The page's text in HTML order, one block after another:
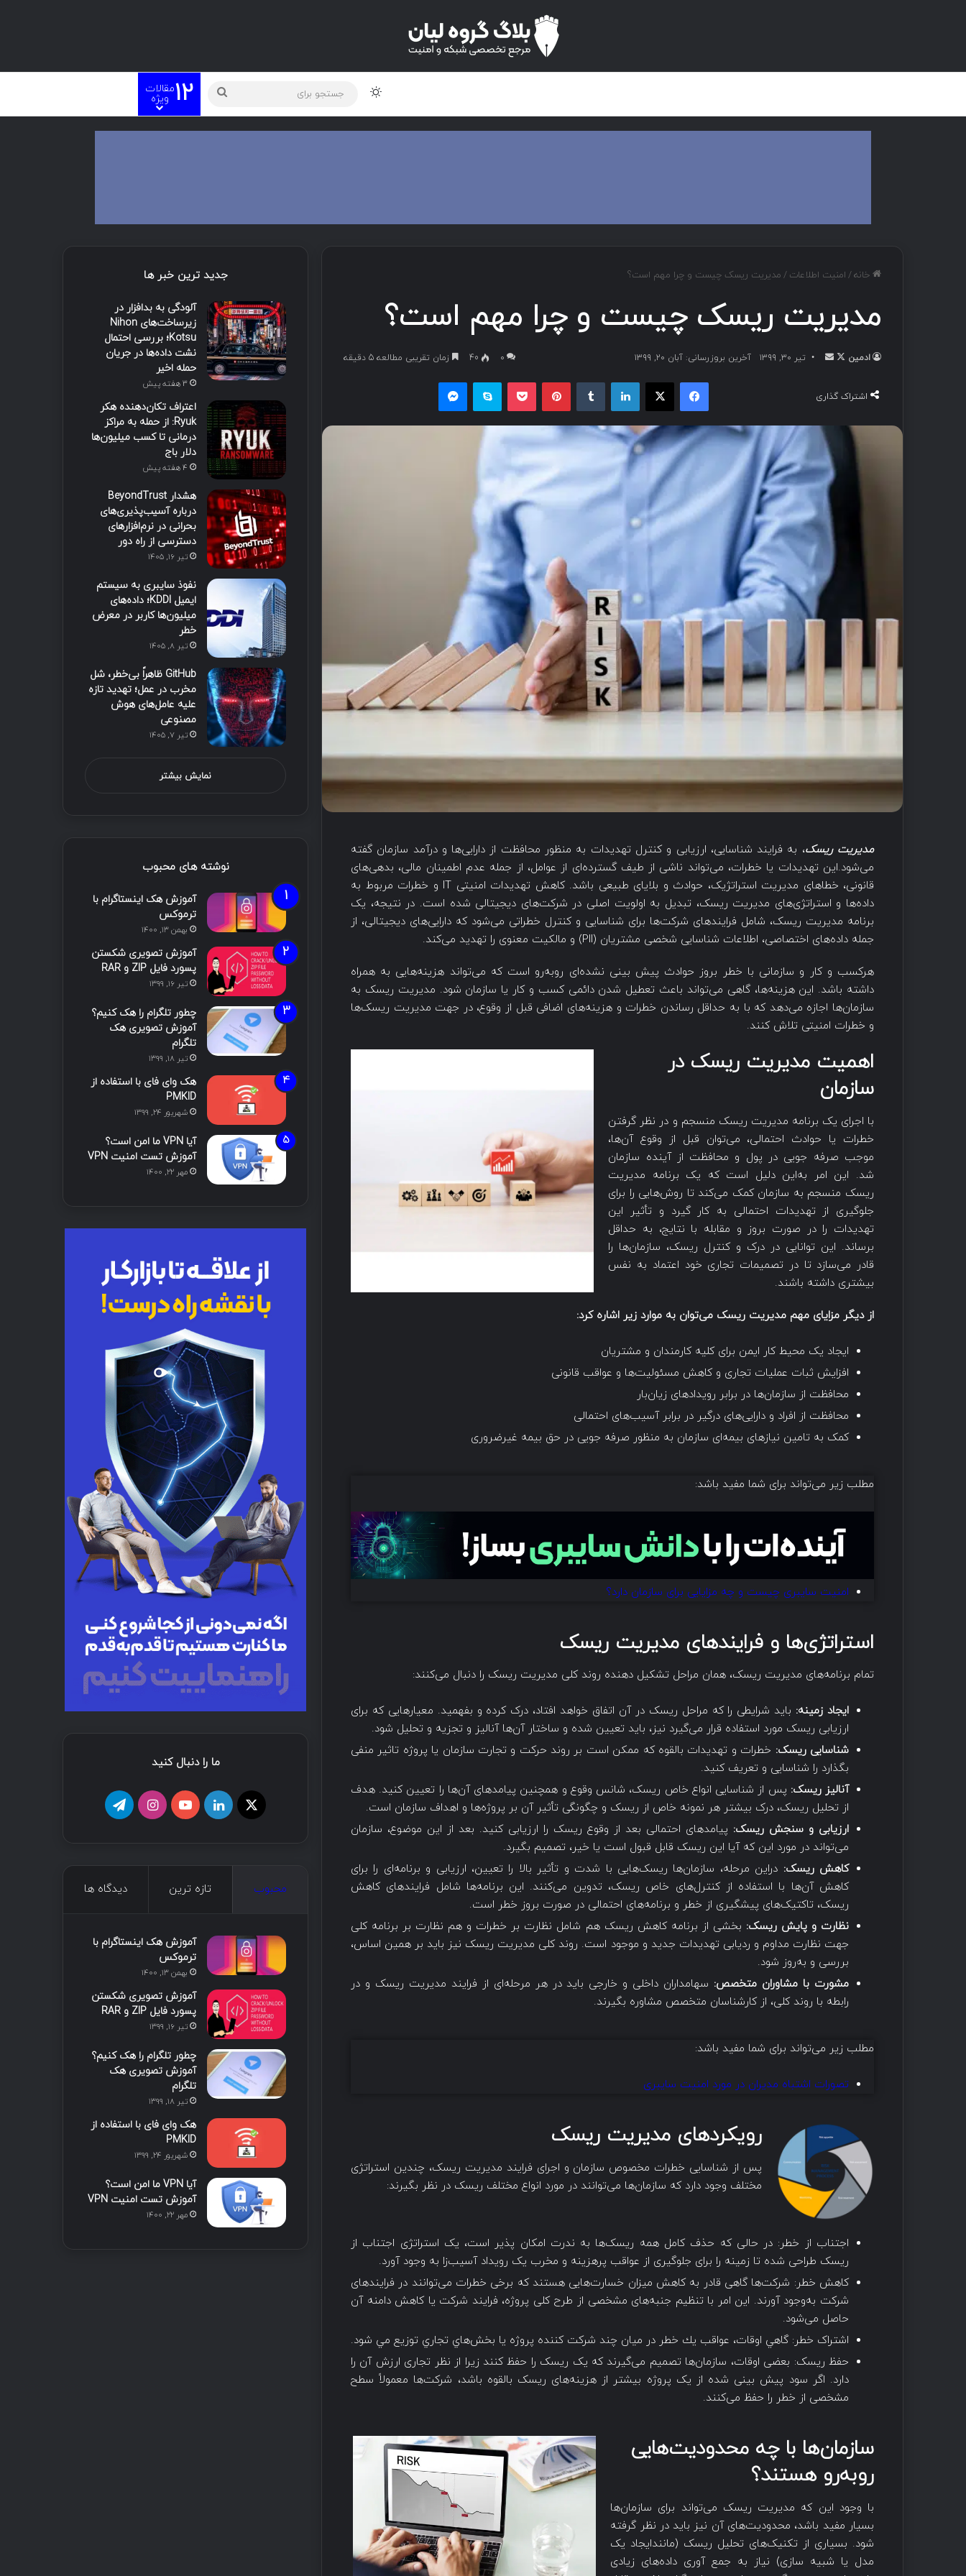
12مقالات
ویژه
خانه/ امنیت اطلاعات / مدیریت ریسک چیست و چرا مهم است؟
مدیریت ریسک چیست و چرا مهم است؟
ادمین تیر ۳۰, ۱۳۹۹ آخرین بروزرسانی: آبان ۲۰, ۱۳۹۹ ۰ 40 زمان تقریبی مطالعه 5 دقیقه
اشتراک گذاری
مدیریت ریسک، به فرایند شناسایی، ارزیابی و کنترل تهدیدات به منظور محافظت از دارایی‌‌ها و درآمد سازمان گفته
می‌شود.‌این تهدیدات یا خطرات، ‌می‌تواند ناشی از طیف گسترده‌ای از عوامل، از جمله عدم اطمینان مالی، بدهی‌های
قانونی، خطاهای مدیریت استراتژیک، حوادث و بلایای طبیعی باشد. کاهش تهدیدات امنیتی IT و خطرات مربوط به
داده‌‌ها و استراتژی‌های مدیریت ریسک، تبدیل به اولویت اصلی در شرکت‌های دیجیتالی شده است. در نتیجه، یک
برنامه مدیریت ریسک، شامل فرایندهای شرکت‌‌ها برای شناسایی و کنترل خطراتی می‌شود که دارایی‌های دیجیتالی، از
جمله داده‌های اختصاصی، اطلاعات شناسایی شخصی مشتریان (PII) و مالکیت معنوی را تهدید می‌کند.
هرکسب و کار و سازمانی با خطر بروز حوادث پیش بینی نشده‌ای روبه‌رو است که ‌می‌تواند هزینه‌هایی به همراه
داشته باشد.‌ این هزینه‌‌ها، گاهی ‌می‌تواند باعث تعطیل شدن دائمی ‌کسب و کار یا سازمان شود. مدیریت ریسک به
سازمان‌‌ها اجازه ‌می‌دهد که با به حداقل رساندن خطرات و هزینه‌های اضافی قبل از وقوع، در جهت مدیریت ریسک‌‌ها
و خطرات امنیتی تلاش کنند.
اهمیت مدیریت ریسک در
سازمان‌
با اجرای یک برنامه مدیریت ریسک منسجم و در نظر گرفتن
خطرات یا حوادث احتمالی، می‌توان قبل از وقوع آن‌ها،
موجب صرفه جویی در پول و محافظت از‌ آینده سازمان
شد.‌ این امر به‌این دلیل است که یک برنامه مدیریت
ریسک منسجم به سازمان کمک ‌می‌کند تا روش‌هایی را برای
جلوگیری از تهدیدات احتمالی به کار گیرد و تأثیر ‌این
تهدیدات را در صورت بروز و مقابله با نتایج، به حداقل
برساند. ‌این توانایی در درک و کنترل ریسک، سازمان‌‌ها را
قادر ‌می‌سازد تا در تصمیمات تجاری خود اعتماد به نفس
بیشتری داشته باشند.
از دیگر مزایای مهم مدیریت ریسک ‌می‌توان به موارد زیر اشاره کرد:
ایجاد یک محیط کار ایمن برای کلیه کارمندان و مشتریان
افزایش ثبات عملیات تجاری و کاهش مسئولیت‌‌ها و عواقب قانونی
محافظت از سازمان‌‌ها در برابر رویدادهای زیان‌بار
محافظت از افراد و دارایی‌های درگیر در برابر آسیب‌های احتمالی
کمک به تامین نیازهای بیمه‌ای سازمان به منظور صرفه جویی در حق بیمه غیرضروری
مطلب زیر می‌تواند برای شما مفید باشد:
امنیت سایبری چیست و چه مزایایی برای سازمان دارد؟
استراتژی‌‌ها و فرایندهای مدیریت ریسک
تمام برنامه‌های مدیریت ریسک، همان مراحل تشکیل دهنده روند کلی مدیریت ریسک را دنبال ‌می‌کنند:
ایجاد زمینه: باید شرایطی را که مراحل ریسک در آن اتفاق خواهد افتاد، درک کرده و بفهمید. معیارهایی که برای
ارزیابی ریسک مورد استفاده قرار ‌می‌گیرد نیز، باید تعیین شده و ساختار آن‌ها آنالیز و تجزیه و تحلیل شود.
شناسایی ریسک: خطرات و تهدیدات بالقوه که ممکن است بر روند حرکت و تجارت سازمان یا پروژه تاثیر منفی
بگذارد را شناسایی و تعریف کنید.
آنالیز ریسک: پس از شناسایی انواع خاص ریسک، شانس وقوع و همچنین پیامدهای آن‌ها را تعیین کنید. هدف
از تحلیل ریسک، درک بیشتر هر نمونه خاص از ریسک و چگونگی تأثیر آن بر پروژه‌‌ها و اهداف سازمان ‌است.
ارزیابی و سنجش ریسک: پیامدهای احتمالی بعد از وقوع ریسک را ارزیابی کنید. بعد از ‌این موضوع، سازمان
‌می‌تواند در مورد ‌این که ‌آیا این ریسک قابل قبول است یا خیر، تصمیم بگیرد.
کاهش ریسک: در‌این مرحله، سازمان‌‌ها ریسک‌هایی با شدت و تأثیر بالا را تعیین، ارزیابی و برنامه‌ای را برای
کاهش آن‌ها با استفاده از کنترل‌های خاص ریسک، تدوین ‌می‌کنند.‌ این برنامه‌‌ها شامل فرایندهای کاهش
ریسک، تاکتیک‌های پیشگیری از خطر و برنامه‌های احتمالی در صورت بروز خطر است.
نظارت و پایش ریسک: بخشی از برنامه کاهش ریسک هم شامل نظارت بر خطرات و هم نظارت بر برنامه کلی
جهت نظارت مداوم و ردیابی تهدیدات جدید و موجود است. روند کلی مدیریت ریسک نیز باید بر همین اساس،
بررسی و به‌روز شود.
مشورت با مشاوران متخصص: سهامداران داخلی و خارجی باید در هر مرحله‌ای از فرایند مدیریت ریسک و در
رابطه با روند کلی، از کارشناسان متخصص مشاوره بگیرند.
مطلب زیر می‌تواند برای شما مفید باشد:
تصورات اشتباه مدیران در مورد امنیت سایبری
رویکردهای مدیریت ریسک
پس از شناسایی خطرات مخصوص سازمان و اجرای فرایند مدیریت ریسک، چندین استراتژی
مختلف وجود دارد که سازمان‌‌ها ‌می‌توانند در مورد انواع مختلف ریسک در نظر بگیرند:
اجتناب از خطر: در حالی که حذف کامل همه ریسک‌‌ها به ندرت امکان پذیر است، یک استراتژی اجتناب از
ریسک طراحی شده تا زمینه‌ را برای جلوگیری از عواقب پرهزینه و مخرب یک رویداد آسیب‌زا به وجود آورد.
کاهش خطر: شرکت‌‌ها گاهی قادر به کاهش میزان خسارت‌هایی هستند که برخی خطرات ‌می‌توانند در فرایندهای
شرکت به‌وجود آورند. ‌این امر با تنظیم جنبه‌های مشخصی از طرح کلی پروژه، فرایند شرکت یا کاهش دامنه آن
حاصل ‌می‌شود.
اشتراک خطر: گاهي اوقات، عواقب يك خطر در ميان چند شركت كننده پروژه يا بخش‌‌هاي تجاري توزيع مي شود.
حفظ ریسک: بعضی اوقات، سازمان‌‌ها تصمیم ‌می‌گیرند که یک ریسک را حفظ کنند زیرا از نظر تجاری ارزش آن را
دارد. اگر سود پیش بینی شده از یک پروژه بیشتر از هزینه‌های ریسک بالقوه باشد، شرکت‌‌ها معمولاً سطح
مشخصی از خطر را حفظ ‌می‌کنند.
سازمان‌ها با چه محدودیت‌هایی
روبه‌رو هستند؟
با وجود این که مدیریت ریسک ‌می‌تواند برای سازمان‌ها
بسیار مفید باشد، محدودیت‌های آن نیز باید در نظر گرفته
شود. بسیاری از تکنیک‌های تحلیل ریسک (مانند‌ایجاد یک
مدل یا شبیه سازی) نیاز به جمع آوری داده‌های زیادی
جدید ترین خبر ها
آلودگی به بدافزار در
زیرساخت‌های Nihon
Kotsu؛ بررسی احتمال
نشت داده‌ها در جریان
حمله اخیر
3 هفته پیش
اعتراف تکان‌دهنده هکر
Ryuk: از حمله به مراکز
درمانی تا کسب میلیون‌ها
دلار باج
4 هفته پیش
هشدار BeyondTrust
درباره آسیب‌پذیری‌های
بحرانی در نرم‌افزارهای
دسترسی از راه دور
تیر ۱۶, ۱۴۰۵
نفوذ سایبری به سیستم
ایمیل KDDI؛ داده‌های
میلیون‌ها کاربر در معرض
خطر
تیر ۸, ۱۴۰۵
GitHub ظاهراً بی‌خطر، شل
مخرب در عمل؛ تهدید تازه
علیه عامل‌های هوش
مصنوعی
تیر ۷, ۱۴۰۵
نمایش بیشتر
نوشته های محبوب
آموزش هک اینستاگرام با
ترموکس
بهمن ۱۳, ۱۴۰۰
آموزش تصویری شکستن
پسورد فایل ZIP و RAR
تیر ۱۶, ۱۳۹۹
چطور تلگرام را هک کنیم؟
آموزش تصویری هک
تلگرام
تیر ۱۸, ۱۳۹۹
هک وای فای با استفاده از
PMKID
شهریور ۲۴, ۱۳۹۹
آیا VPN ما امن است؟
آموزش تست امنیت VPN
مهر ۲۲, ۱۴۰۰
ما را دنبال کنید
محبوب تازه ترین دیدگاه ها
آموزش هک اینستاگرام با
ترموکس
بهمن ۱۳, ۱۴۰۰
آموزش تصویری شکستن
پسورد فایل ZIP و RAR
تیر ۱۶, ۱۳۹۹
چطور تلگرام را هک کنیم؟
آموزش تصویری هک
تلگرام
تیر ۱۸, ۱۳۹۹
هک وای فای با استفاده از
PMKID
شهریور ۲۴, ۱۳۹۹
آیا VPN ما امن است؟
آموزش تست امنیت VPN
مهر ۲۲, ۱۴۰۰